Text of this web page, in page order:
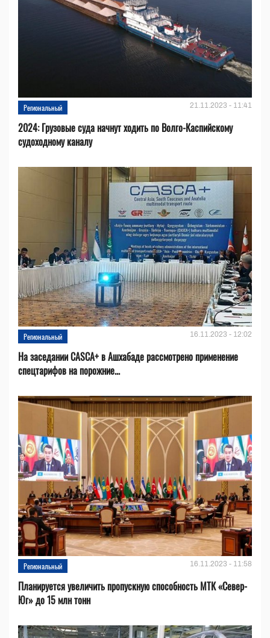
Региональный 21.11.2023 - 11:41
2024: Грузовые суда начнут ходить по Волго-Каспийскому
судоходному каналу
Региональный 16.11.2023 - 12:02
На заседании CASCA+ в Ашхабаде рассмотрено применение
спецтарифов на порожние...
Региональный 16.11.2023 - 11:58
Планируется увеличить пропускную способность МТК «Север-
Юг» до 15 млн тонн